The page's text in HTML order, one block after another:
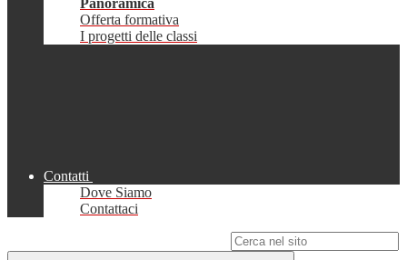
Panoramica
Offerta formativa
I progetti delle classi
Contatti
Dove Siamo
Contattaci